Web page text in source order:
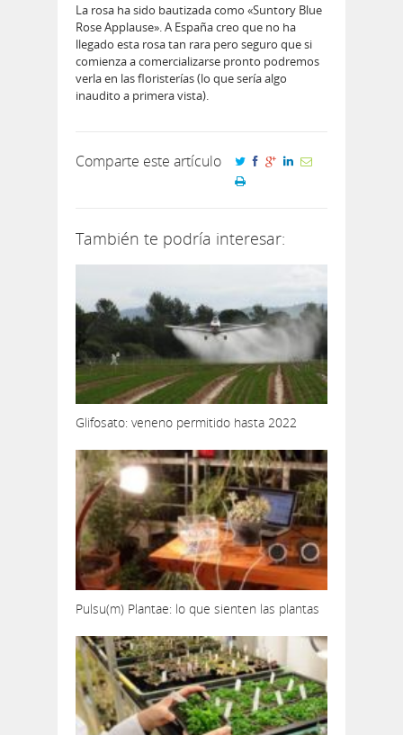
La rosa ha sido bautizada como «Suntory Blue
Rose Applause». A España creo que no ha
llegado esta rosa tan rara pero seguro que si
comienza a comercializarse pronto podremos
verla en las floristerías (lo que sería algo
inaudito a primera vista).
Comparte este artículo
También te podría interesar:
Glifosato: veneno permitido hasta 2022
Pulsu(m) Plantae: lo que sienten las plantas